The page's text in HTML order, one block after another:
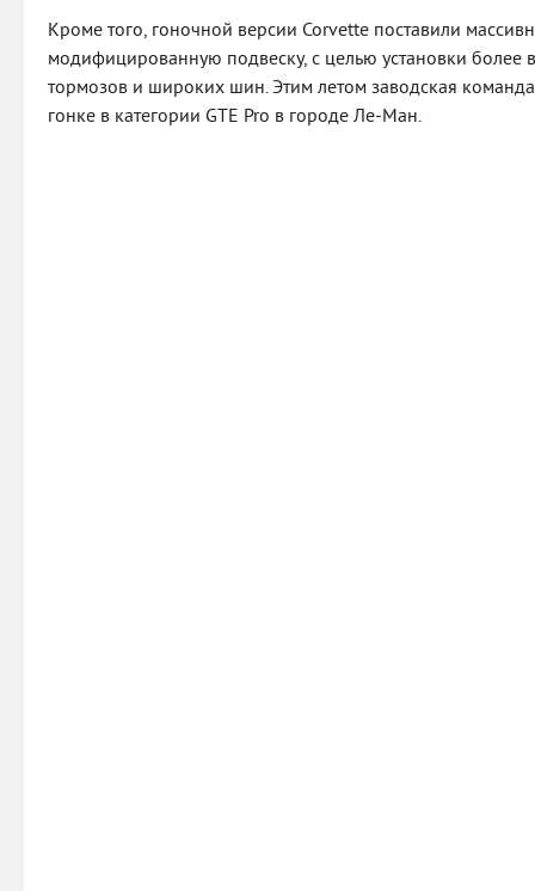
Кроме того, гоночной версии Corvette поставили
модифицированную подвеску, с целью установки более
тормозов и широких шин. Этим летом заводская команда
гонке в категории GTE Pro в городе Ле-Ман.